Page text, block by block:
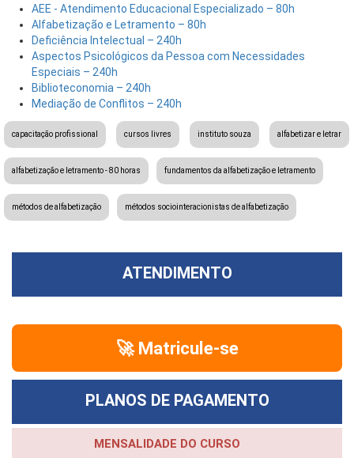
AEE - Atendimento Educacional Especializado – 80h
Alfabetização e Letramento – 80h
Deficiência Intelectual – 240h
Aspectos Psicológicos da Pessoa com Necessidades
Especiais – 240h
Biblioteconomia – 240h
Mediação de Conflitos – 240h
capacitação profissional cursos livres instituto souza alfabetizar e letrar
alfabetização e letramento - 80 horas fundamentos da alfabetização e letramento
métodos de alfabetização métodos sociointeracionistas de alfabetização
ATENDIMENTO
🚀 Matricule-se
PLANOS DE PAGAMENTO
MENSALIDADE DO CURSO